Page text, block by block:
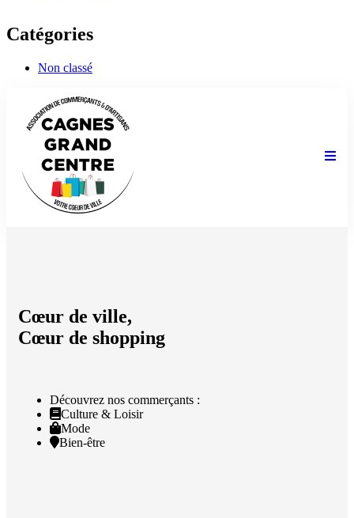
Catégories
Non classé
Cœur de ville,
Cœur de shopping
Découvrez nos commerçants :
Culture & Loisir
Mode
Bien-être